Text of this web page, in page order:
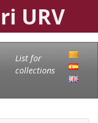
URV
List for
collections